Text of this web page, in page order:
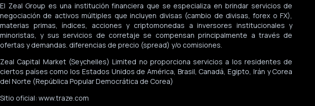
El Zeal Group es una institución financiera que se especializa en brindar servicios de
negociación de activos múltiples que incluyen divisas (cambio de divisas, forex o FX),
materias primas, índices, acciones y criptomonedas a inversores institucionales y
minoristas, y sus servicios de corretaje se compensan principalmente a través de
ofertas y demandas. diferencias de precio (spread) y/o comisiones.
Zeal Capital Market (Seychelles) Limited no proporciona servicios a los residentes de
ciertos países como los Estados Unidos de América, Brasil, Canadá, Egipto, Irán y Corea
del Norte (República Popular Democrática de Corea)
Sitio oficial: www.traze.com